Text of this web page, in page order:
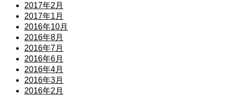
2017年2月
2017年1月
2016年10月
2016年8月
2016年7月
2016年6月
2016年4月
2016年3月
2016年2月